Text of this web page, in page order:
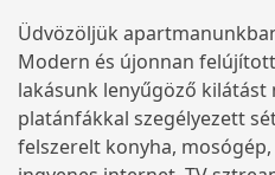
Üdvözöljük
Modern és újonnan
lakásunk lenyűgöző kilátást
platánfákkal szegélyezett
felszerelt konyha,